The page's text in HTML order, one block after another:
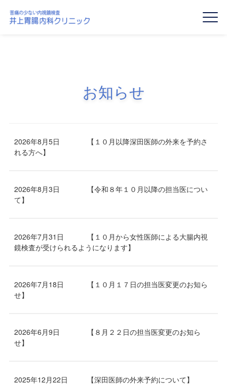
お知らせ
2026年8月5日
【１０月以降深田医師の外来を予約さ
れる方へ】
2026年8月3日
【令和８年１０月以降の担当医につい
て】
2026年7月31日
【１０月から女性医師による大腸内視
鏡検査が受けられるようになります】
2026年7月18日
【１０月１７日の担当医変更のお知ら
せ】
2026年6月9日
【８月２２日の担当医変更のお知ら
せ】
2025年12月22日 【深田医師の外来予約について】